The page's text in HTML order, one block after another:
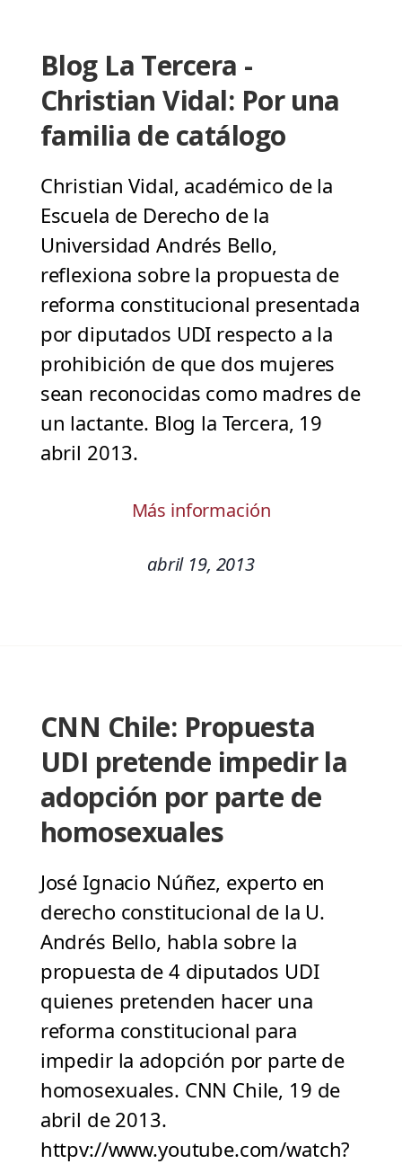
Blog La Tercera -
Christian Vidal: Por una
familia de catálogo
Christian Vidal, académico de la
Escuela de Derecho de la
Universidad Andrés Bello,
reflexiona sobre la propuesta de
reforma constitucional presentada
por diputados UDI respecto a la
prohibición de que dos mujeres
sean reconocidas como madres de
un lactante. Blog la Tercera, 19
abril 2013.
Más información
abril 19, 2013
CNN Chile: Propuesta
UDI pretende impedir la
adopción por parte de
homosexuales
José Ignacio Núñez, experto en
derecho constitucional de la U.
Andrés Bello, habla sobre la
propuesta de 4 diputados UDI
quienes pretenden hacer una
reforma constitucional para
impedir la adopción por parte de
homosexuales. CNN Chile, 19 de
abril de 2013.
httpv://www.youtube.com/watch?